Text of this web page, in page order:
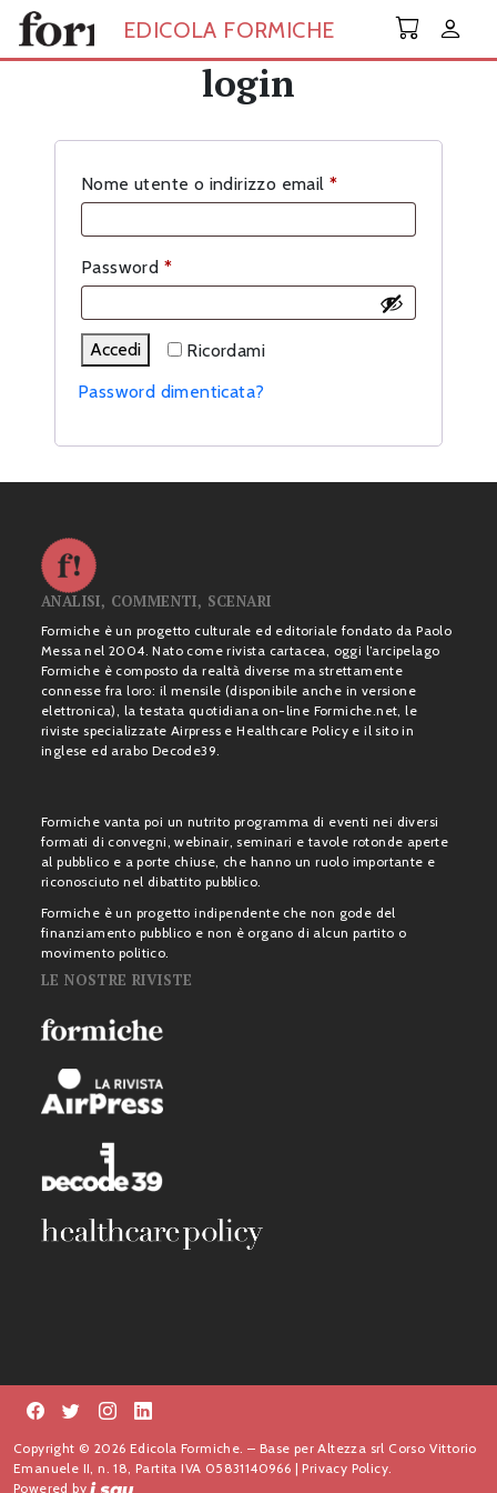
Skip to main content
EDICOLA FORMICHE
login
Nome utente o indirizzo email *Richiesto
Password *Richiesto
Ricordami
Accedi
Password dimenticata?
ANALISI, COMMENTI, SCENARI
Formiche è un progetto culturale ed editoriale fondato da Paolo
Messa nel 2004. Nato come rivista cartacea, oggi l’arcipelago
Formiche è composto da realtà diverse ma strettamente
connesse fra loro: il mensile (disponibile anche in versione
elettronica), la testata quotidiana on-line Formiche.net, le
riviste specializzate Airpress e Healthcare Policy e il sito in
inglese ed arabo Decode39.
Formiche vanta poi un nutrito programma di eventi nei diversi
formati di convegni, webinair, seminari e tavole rotonde aperte
al pubblico e a porte chiuse, che hanno un ruolo importante e
riconosciuto nel dibattito pubblico.
Formiche è un progetto indipendente che non gode del
finanziamento pubblico e non è organo di alcun partito o
movimento politico.
LE NOSTRE RIVISTE
Copyright © 2026 Edicola Formiche. – Base per Altezza srl Corso Vittorio
Emanuele II, n. 18, Partita IVA 05831140966 |Privacy Policy.
Powered by